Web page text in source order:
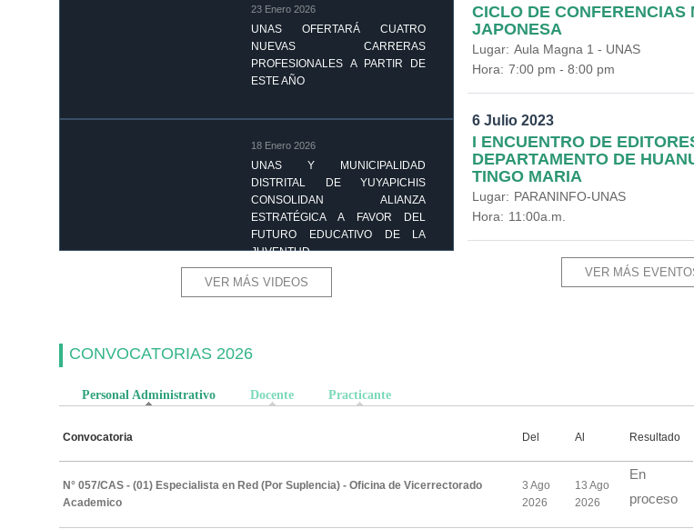
23 Enero 2026
UNAS OFERTARÁ CUATRO
NUEVAS CARRERAS
PROFESIONALES A PARTIR DE
ESTE AÑO
18 Enero 2026
UNAS Y MUNICIPALIDAD
DISTRITAL DE YUYAPICHIS
CONSOLIDAN ALIANZA
ESTRATÉGICA A FAVOR DEL
FUTURO EDUCATIVO DE LA
JUVENTUD
VER MÁS VIDEOS
CICLO DE CONFERENCIAS
JAPONESA
Lugar: Aula Magna 1 - UNAS
Hora: 7:00 pm - 8:00 pm
6 Julio 2023
I ENCUENTRO DE
DEPARTAMENTO DE
TINGO MARIA
Lugar: PARANINFO-UNAS
Hora: 11:00a.m.
VER MÁS
CONVOCATORIAS 2026
Personal Administrativo (solapa activa)
Docente Practicante
Convocatoria Del Al Resultado
N° 057/CAS - (01) Especialista en Red (Por Suplencia) - Oficina de Vicerrectorado
Academico
3 Ago
2026
13 Ago
2026
En
proceso